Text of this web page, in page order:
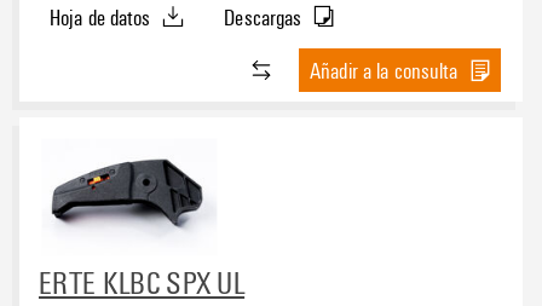
Hoja de datos
Descargas
Añadir a la consulta
ERTE KLBC SPX UL